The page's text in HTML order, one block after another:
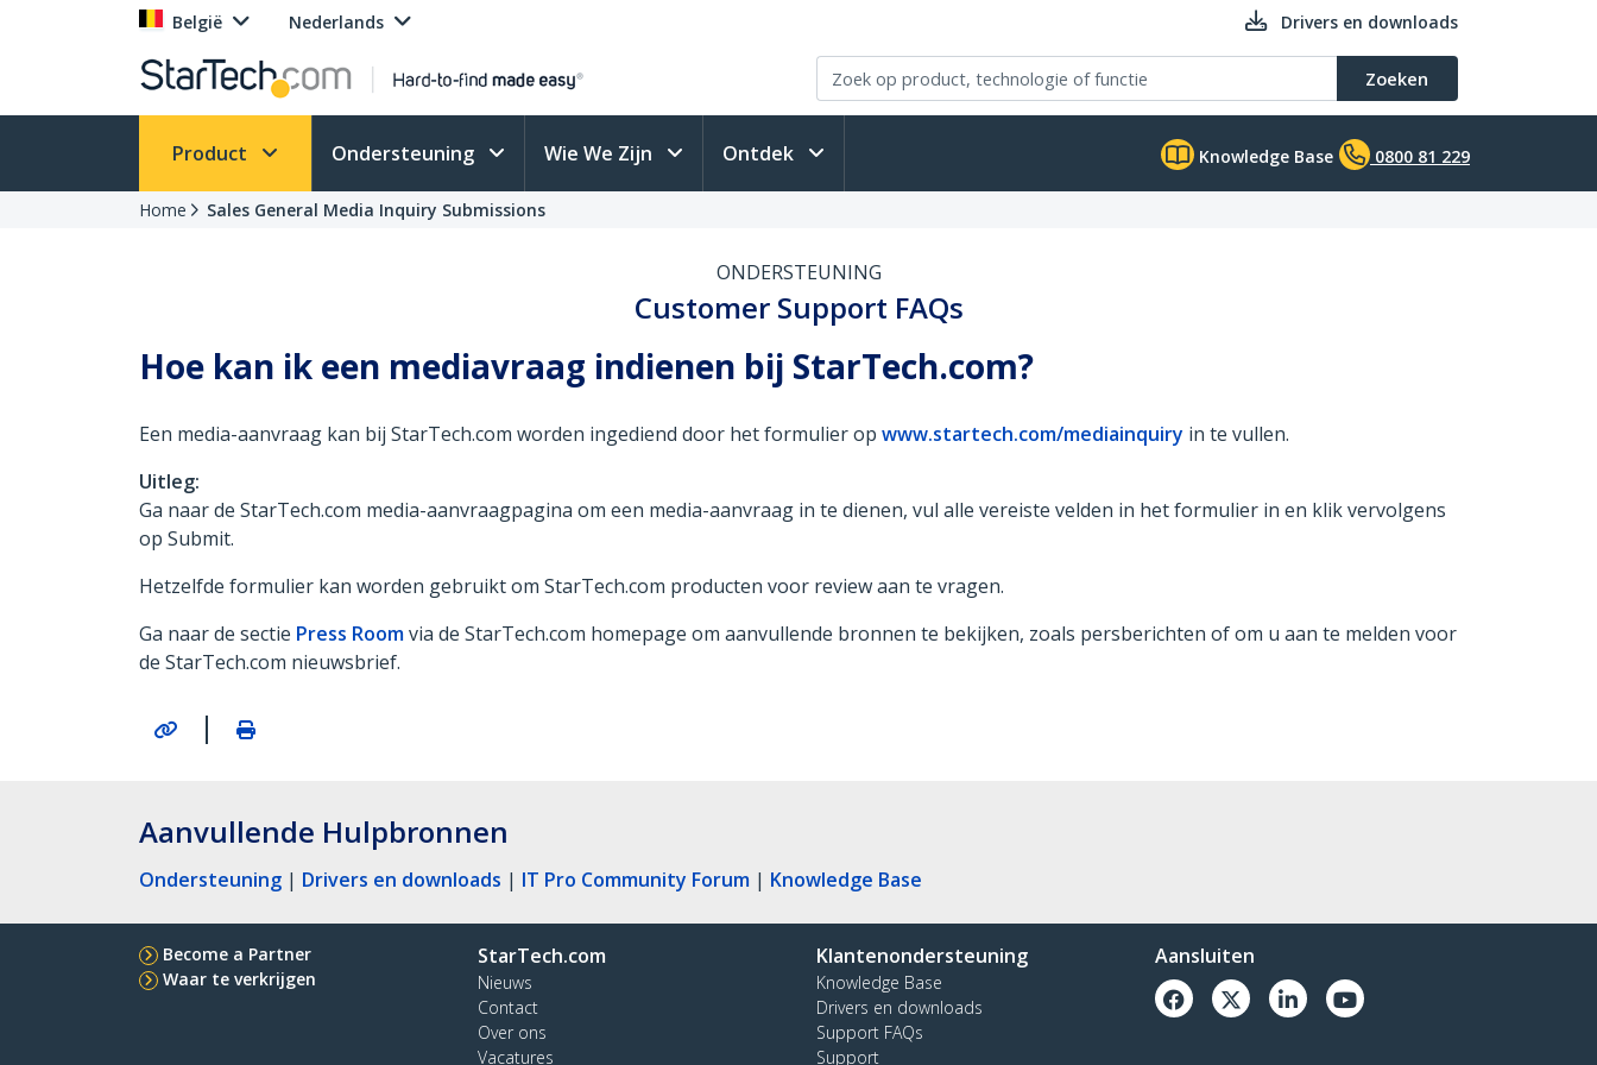
België Nederlands Drivers en downloads
Zoeken
Product Ondersteuning Wie We Zijn Ontdek Knowledge Base 0800 81 229
Home Sales General Media Inquiry Submissions
ONDERSTEUNING
Customer Support FAQs
Hoe kan ik een mediavraag indienen bij StarTech.com?
Een media-aanvraag kan bij StarTech.com worden ingediend door het formulier op www.startech.com/mediainquiry in te vullen.
Uitleg:
Ga naar de StarTech.com media-aanvraagpagina om een media-aanvraag in te dienen, vul alle vereiste velden in het formulier in en klik vervolgens
op Submit.
Hetzelfde formulier kan worden gebruikt om StarTech.com producten voor review aan te vragen.
Ga naar de sectie Press Roomvia de StarTech.com homepage om aanvullende bronnen te bekijken, zoals persberichten of om u aan te melden voor
de StarTech.com nieuwsbrief.
|
Aanvullende Hulpbronnen
Ondersteuning | Drivers en downloads | IT Pro Community Forum | Knowledge Base
Become a Partner
Waar te verkrijgen
StarTech.com
Nieuws
Contact
Over ons
Vacatures
Klantenondersteuning
Knowledge Base
Drivers en downloads
Support FAQs
Support
Aansluiten